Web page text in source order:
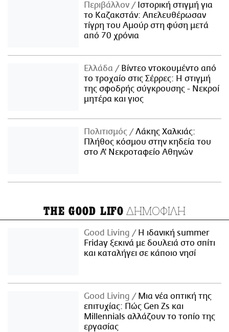
Περιβάλλον
Ιστορική στιγμή για
το Καζακστάν: Απελευθέρωσαν
τίγρη του Αμούρ στη φύση μετά
από 70 χρόνια
Ελλάδα
Βίντεο ντοκουμέντο από
το τροχαίο στις Σέρρες: Η στιγμή
της σφοδρής σύγκρουσης - Νεκροί
μητέρα και γιος
Πολιτισμός
Λάκης Χαλκιάς:
Πλήθος κόσμου στην κηδεία του
στο Α' Νεκροταφείο Αθηνών
THE GOOD LIFO ΔΗΜΟΦΙΛΗ
Good Living
Η ιδανική summer
Friday ξεκινά με δουλειά στο σπίτι
και καταλήγει σε κάποιο νησί
Good Living
Μια νέα οπτική της
επιτυχίας: Πώς Gen Zs και
Millennials αλλάζουν το τοπίο της
εργασίας